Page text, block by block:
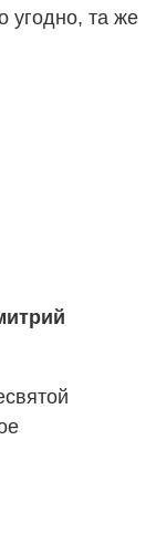
угодно, та же